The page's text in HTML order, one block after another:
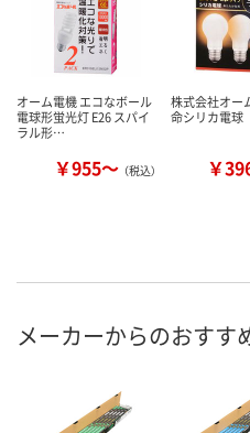
オーム電機 エコなボール
電球形蛍光灯 E26 スパイ
ラル形…
￥955～ （税込）
株式会社オー
命シリカ電球
￥
メーカーからのおすす